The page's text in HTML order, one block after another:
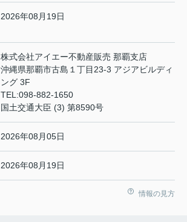
2026年08月19日
株式会社アイエー不動産販売 那覇支店
沖縄県那覇市古島１丁目23-3 アジアビルディ
ング 3F
TEL:098-882-1650
国土交通大臣 (3) 第8590号
2026年08月05日
2026年08月19日
情報の見方